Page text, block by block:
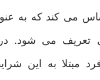
می کند که به
تعریف می شود.
مبتلا به این